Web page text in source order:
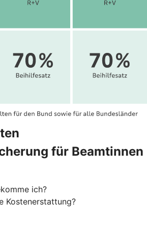
für Beamtinnen
ich?
Kostenerstattung?